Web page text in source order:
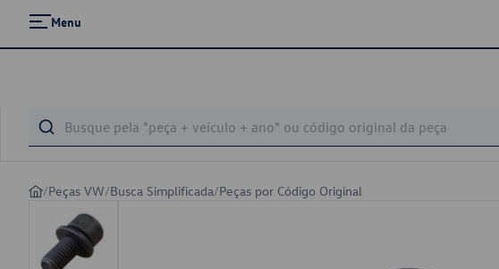
Menu
/Peças VW/Busca Simplificada/Peças por Código Original